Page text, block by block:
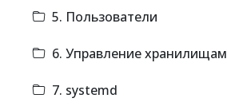
5. Пользователи
6. Управление
7. systemd